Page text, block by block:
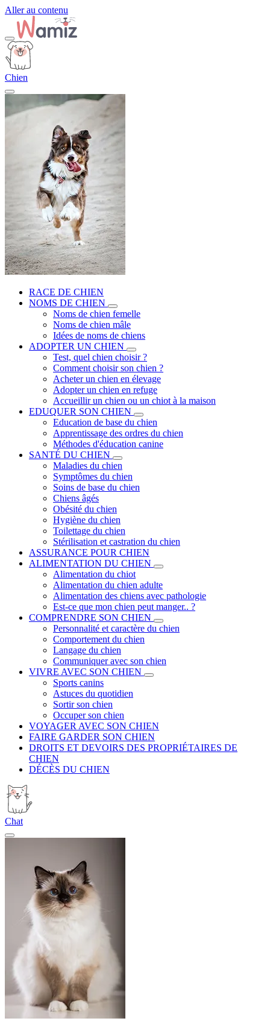
Aller au contenu
Chien
RACE DE CHIEN
NOMS DE CHIEN
Noms de chien femelle
Noms de chien mâle
Idées de noms de chiens
ADOPTER UN CHIEN
Test, quel chien choisir ?
Comment choisir son chien ?
Acheter un chien en élevage
Adopter un chien en refuge
Accueillir un chien ou un chiot à la maison
EDUQUER SON CHIEN
Education de base du chien
Apprentissage des ordres du chien
Méthodes d'éducation canine
SANTÉ DU CHIEN
Maladies du chien
Symptômes du chien
Soins de base du chien
Chiens âgés
Obésité du chien
Hygiène du chien
Toilettage du chien
Stérilisation et castration du chien
ASSURANCE POUR CHIEN
ALIMENTATION DU CHIEN
Alimentation du chiot
Alimentation du chien adulte
Alimentation des chiens avec pathologie
Est-ce que mon chien peut manger.. ?
COMPRENDRE SON CHIEN
Personnalité et caractère du chien
Comportement du chien
Langage du chien
Communiquer avec son chien
VIVRE AVEC SON CHIEN
Sports canins
Astuces du quotidien
Sortir son chien
Occuper son chien
VOYAGER AVEC SON CHIEN
FAIRE GARDER SON CHIEN
DROITS ET DEVOIRS DES PROPRIÉTAIRES DE
CHIEN
DÉCÈS DU CHIEN
Chat